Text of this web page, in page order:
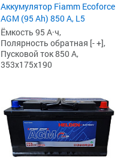
Аккумулятор Fiamm Ecoforce
AGM (95 Ah) 850 A, L5
Ёмкость 95 А·ч,
Полярность обратная [- +],
Пусковой ток 850 А,
353x175x190